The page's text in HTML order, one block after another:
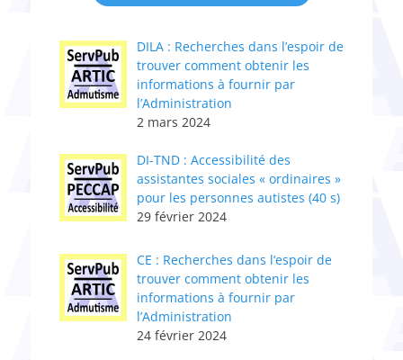
DILA : Recherches dans l’espoir de
trouver comment obtenir les
informations à fournir par
l’Administration
2 mars 2024
DI-TND : Accessibilité des
assistantes sociales « ordinaires »
pour les personnes autistes (40 s)
29 février 2024
CE : Recherches dans l’espoir de
trouver comment obtenir les
informations à fournir par
l’Administration
24 février 2024